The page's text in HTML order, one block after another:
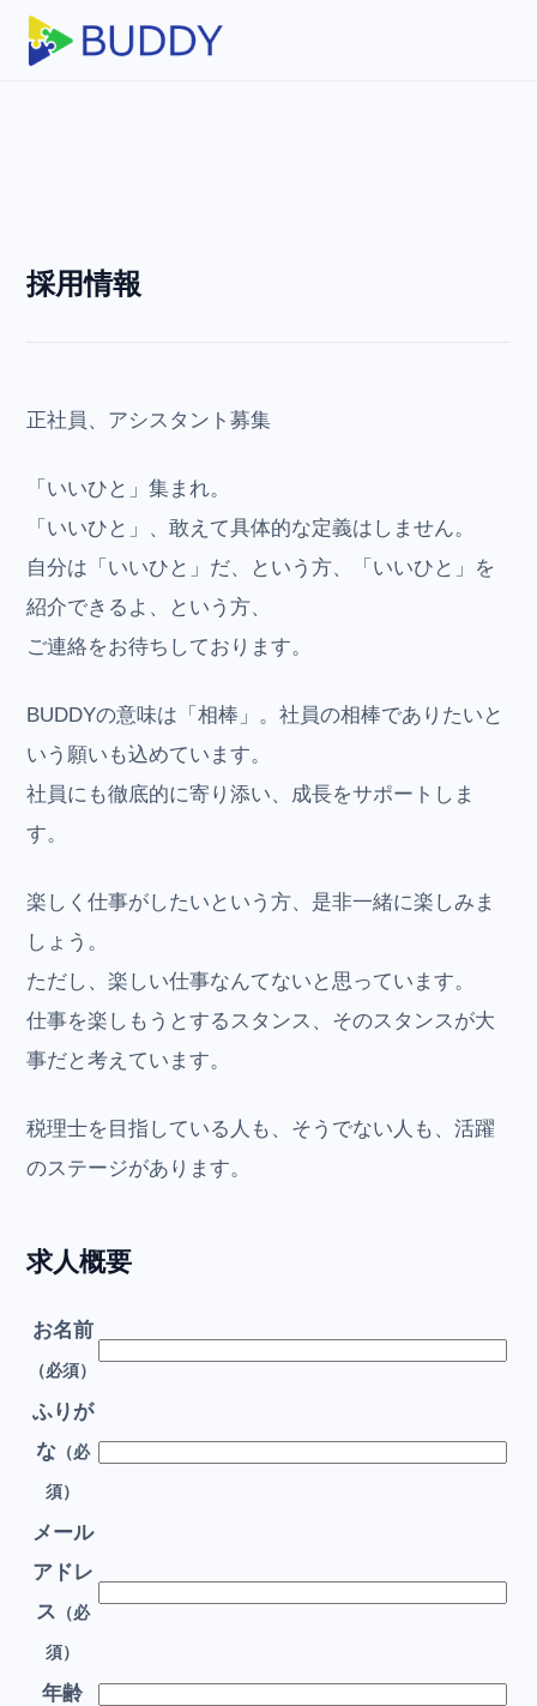
採用情報
正社員、アシスタント募集
「いいひと」集まれ。
「いいひと」、敢えて具体的な定義はしません。
自分は「いいひと」だ、という方、「いいひと」を
紹介できるよ、という方、
ご連絡をお待ちしております。
BUDDYの意味は「相棒」。社員の相棒でありたいと
いう願いも込めています。
社員にも徹底的に寄り添い、成長をサポートしま
す。
楽しく仕事がしたいという方、是非一緒に楽しみま
しょう。
ただし、楽しい仕事なんてないと思っています。
仕事を楽しもうとするスタンス、そのスタンスが大
事だと考えています。
税理士を目指している人も、そうでない人も、活躍
のステージがあります。
求人概要
お名前
（必須）
ふりが
な（必
須）
メール
アドレ
ス （必
須）
年齢